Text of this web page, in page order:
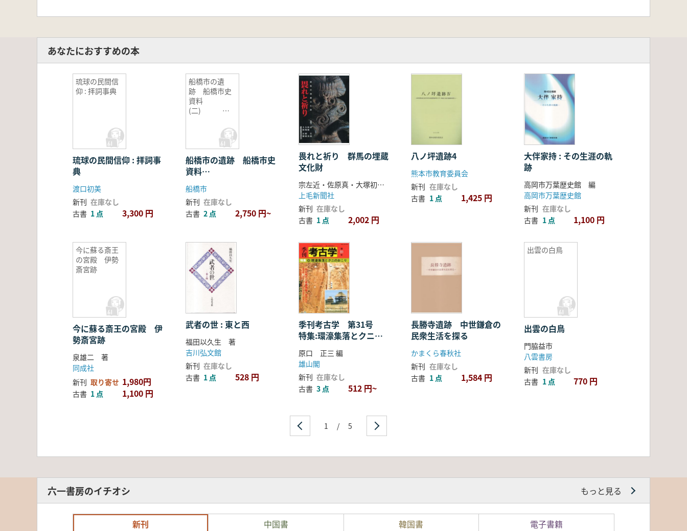
あなたにおすすめの本
琉球の民間信
仰 : 拝詞事典
琉球の民間信仰 : 拝詞事
典
渡口初美
新刊 在庫なし
古書 1 点 3,300 円
船橋市の遺
跡 船橋市史
資料
(二)
船橋市の遺跡 船橋市史
資料
(二)
船橋市
新刊 在庫なし
古書 2 点 2,750 円~
畏れと祈り 群馬の埋蔵
文化財
宗左近・佐原真・大塚初重・上田正昭・群馬県教育委員会 監修
上毛新聞社
新刊 在庫なし
古書 1 点 2,002 円
八ノ坪遺跡4
熊本市教育委員会
新刊 在庫なし
古書 1 点 1,425 円
大伴家持 : その生涯の軌
跡
高岡市万葉歴史館 編
高岡市万葉歴史館
新刊 在庫なし
古書 1 点 1,100 円
今に蘇る斎王
の宮殿 伊勢
斎宮跡
今に蘇る斎王の宮殿 伊
勢斎宮跡
泉雄二 著
同成社
新刊 取り寄せ 1,980円
古書 1 点 1,100 円
武者の世 : 東と西
福田以久生 著
吉川弘文館
新刊 在庫なし
古書 1 点 528 円
季刊考古学 第31号
特集:環濠集落とクニの
原口 正三 編
雄山閣
新刊 在庫なし
古書 3 点 512 円~
長勝寺遺跡 中世鎌倉の
民衆生活を探る
かまくら春秋社
新刊 在庫なし
古書 1 点 1,584 円
出雲の白鳥
出雲の白鳥
門脇益市
八雲書房
新刊 在庫なし
古書 1 点 770 円
1 / 5
六一書房のイチオシ もっと見る
新刊 中国書 韓国書 電子書籍